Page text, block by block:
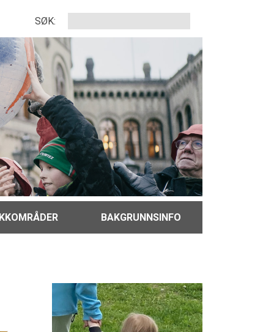
SØK:
BAKGRUNNSINFO